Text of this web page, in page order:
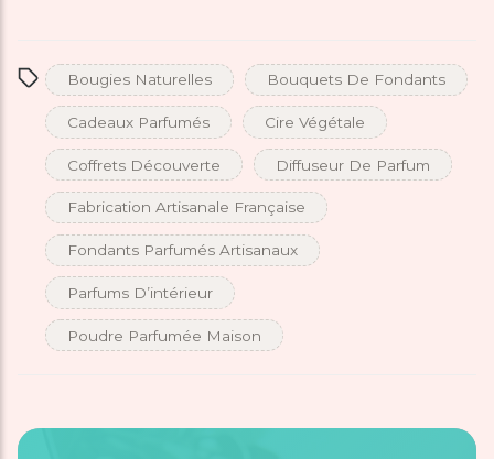
Bougies Naturelles Bouquets De Fondants
Cadeaux Parfumés Cire Végétale
Coffrets Découverte Diffuseur De Parfum
Fabrication Artisanale Française
Fondants Parfumés Artisanaux
Parfums D’intérieur
Poudre Parfumée Maison